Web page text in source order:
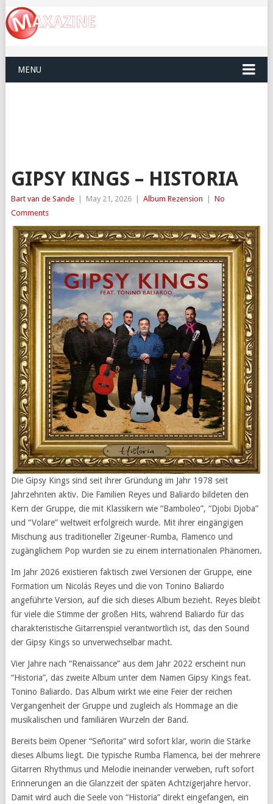
MENU
GIPSY KINGS – HISTORIA
Bart van de Sande May 21, 2026 Album Rezension
No
Comments
Die Gipsy Kings sind seit ihrer Gründung im Jahr 1978 seit
Jahrzehnten aktiv. Die Familien Reyes und Baliardo bildeten den
Kern der Gruppe, die mit Klassikern wie “Bamboleo”, “Djobi Djoba”
und “Volare” weltweit erfolgreich wurde. Mit ihrer eingängigen
Mischung aus traditioneller Zigeuner-Rumba, Flamenco und
zugänglichem Pop wurden sie zu einem internationalen Phänomen.
Im Jahr 2026 existieren faktisch zwei Versionen der Gruppe, eine
Formation um Nicolás Reyes und die von Tonino Baliardo
angeführte Version, auf die sich dieses Album bezieht. Reyes bleibt
für viele die Stimme der großen Hits, während Baliardo für das
charakteristische Gitarrenspiel verantwortlich ist, das den Sound
der Gipsy Kings so unverwechselbar macht.
Vier Jahre nach “Renaissance” aus dem Jahr 2022 erscheint nun
“Historia”, das zweite Album unter dem Namen Gipsy Kings feat.
Tonino Baliardo. Das Album wirkt wie eine Feier der reichen
Vergangenheit der Gruppe und zugleich als Hommage an die
musikalischen und familiären Wurzeln der Band.
Bereits beim Opener “Señorita” wird sofort klar, worin die Stärke
dieses Albums liegt. Die typische Rumba Flamenca, bei der mehrere
Gitarren Rhythmus und Melodie ineinander verweben, ruft sofort
Erinnerungen an die Glanzzeit der späten Achtzigerjahre hervor.
Damit wird auch die Seele von “Historia” direkt eingefangen, ein